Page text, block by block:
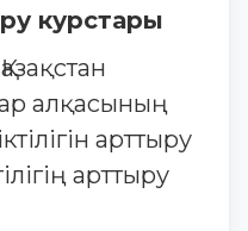
курстары
алқасының
арттыру
арттыру